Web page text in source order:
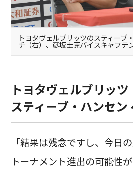
トヨタヴェルブリッツのスティーブ
チ（右）、彦坂圭克バイスキャプテ
トヨタヴェルブリッツ
スティーブ・ハンセン
「結果は残念ですし、今日
トーナメント進出の可能性